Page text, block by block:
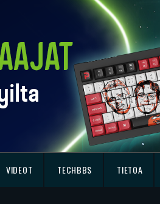
VIDEOT TECHBBS TIETOA